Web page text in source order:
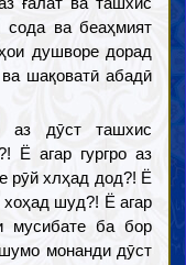
ғалат ва ташхис
ва беаҳмият
душворе дорад
шақоватӣ абадӣ
аз дӯст ташхис
Ё агар гургро аз
рӯй хлҳад дод?! Ё
хоҳад шуд?! Ё агар
мусибате ба бор
монанди дӯст